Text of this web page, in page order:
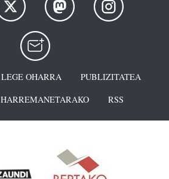
LEGE OHARRA
PUBLIZITATEA
HARREMANETARAKO RSS